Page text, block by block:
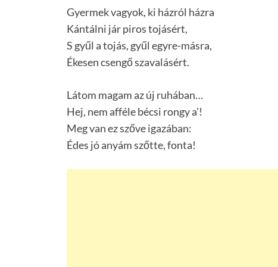
Gyermek vagyok, ki házról házra
Kántálni jár piros tojásért,
S gyűl a tojás, gyűl egyre-másra,
Ékesen csengő szavalásért.
Látom magam az új ruhában…
Hej, nem afféle bécsi rongy a’!
Meg van ez szőve igazában:
Édes jó anyám szőtte, fonta!